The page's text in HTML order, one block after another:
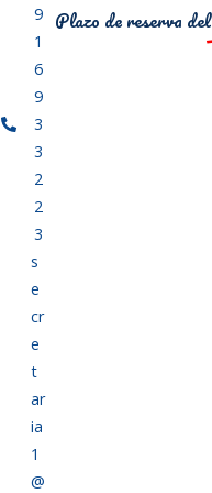
9
1
6
9
3
3
2
2
3
s
e
cr
e
t
ar
ia
1
@
Plazo de reserva del